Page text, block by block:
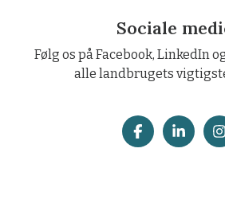
Sociale
Følg os på Facebook, LinkedIn
alle landbrugets